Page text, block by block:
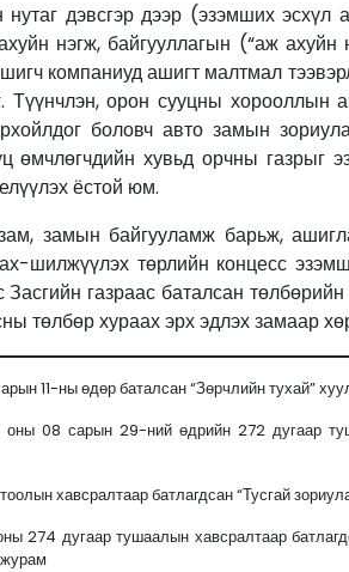
дэвсгэр дээр (эзэмших
нэгж, байгууллагын (“аж
компаниуд ашигт малтмал
Түүнчлэн, орон сууцны хорооллын
боловч авто замын
өмчлөгчдийн хувьд орчны
ёстой юм.
замын байгууламж барьж,
шилжүүлэх төрлийн концесс
газраас баталсан
төлбөр хураах эрх эдлэх замаар
11-ны өдөр баталсан “Зөрчлийн тухай”
08 сарын 29-ний өдрийн 272 дугаар
хавсралтаар батлагдсан “Тусгай
274 дугаар тушаалын хавсралтаар